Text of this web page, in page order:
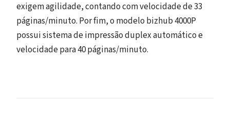
exigem agilidade, contando com velocidade de 33
páginas/minuto. Por fim, o modelo bizhub 4000P
possui sistema de impressão duplex automático e
velocidade para 40 páginas/minuto.